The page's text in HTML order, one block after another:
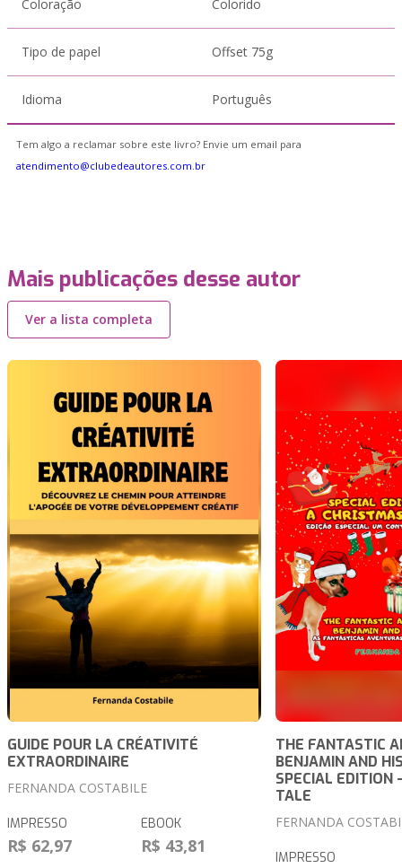
Coloração Colorido
Tipo de papel Offset 75g
Idioma Português
Tem algo a reclamar sobre este livro? Envie um email para
atendimento@clubedeautores.com.br
Mais publicações desse autor
Ver a lista completa
GUIDE POUR LA CRÉATIVITÉ
EXTRAORDINAIRE
FERNANDA COSTABILE
IMPRESSO
R$ 62,97
EBOOK
R$ 43,81
THE FANTASTIC
BENJAMIN AND
SPECIAL EDITION
TALE
FERNANDA
IMPRESSO